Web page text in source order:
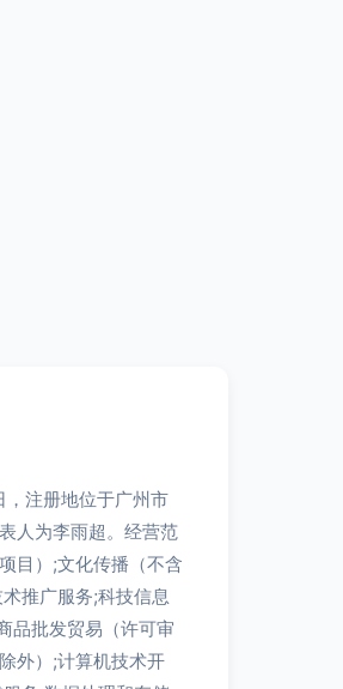
注册地位于广州市
人为李雨超。经营范
目）;文化传播（不含
推广服务;科技信息
品批发贸易（许可审
外）;计算机技术开